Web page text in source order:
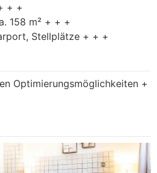
+ +
158 m² + + +
Stellplätze + + +
Optimierungsmöglichkeiten +